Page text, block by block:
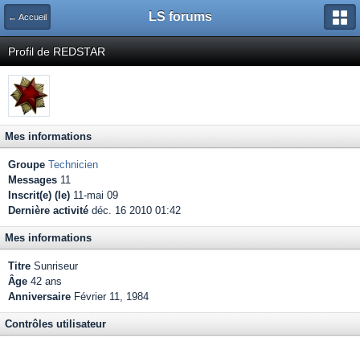
← Accueil LS forums
Profil de REDSTAR
Mes informations
Groupe Technicien
Messages 11
Inscrit(e) (le) 11-mai 09
Dernière activité déc. 16 2010 01:42
Mes informations
Titre Sunriseur
Âge 42 ans
Anniversaire Février 11, 1984
Contrôles utilisateur